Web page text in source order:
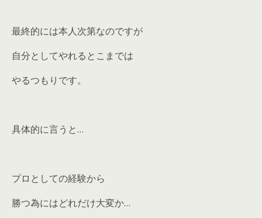
最終的には本人次第なのですが
自分としてやれるとこまでは
やるつもりです。
具体的に言うと…
プロとしての経験から
勝つ為にはどれだけ大変か…